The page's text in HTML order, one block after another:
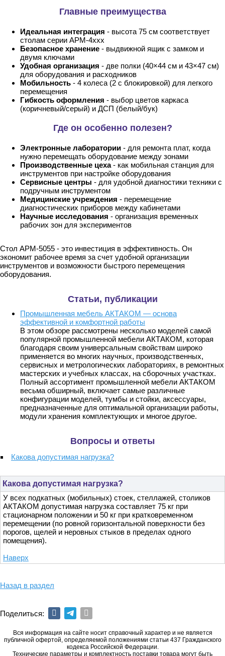
Главные преимущества
Идеальная интеграция - высота 75 см соответствует
столам серии АРМ-4ххх
Безопасное хранение - выдвижной ящик с замком и
двумя ключами
Удобная организация - две полки (40×44 см и 43×47 см)
для оборудования и расходников
Мобильность - 4 колеса (2 с блокировкой) для легкого
перемещения
Гибкость оформления - выбор цветов каркаса
(коричневый/серый) и ДСП (белый/бук)
Где он особенно полезен?
Электронные лаборатории - для ремонта плат, когда
нужно перемещать оборудование между зонами
Производственные цеха- как мобильная станция для
инструментов при настройке оборудования
Сервисные центры - для удобной диагностики техники с
подручным инструментом
Медицинские учреждения - перемещение
диагностических приборов между кабинетами
Научные исследования - организация временных
рабочих зон для экспериментов
Стол АРМ-5055 - это инвестиция в эффективность. Он
экономит рабочее время за счет удобной организации
инструментов и возможности быстрого перемещения
оборудования.
Статьи, публикации
Промышленная мебель АКТАКОМ — основа
эффективной и комфортной работы
В этом обзоре рассмотрены несколько моделей самой
популярной промышленной мебели АКТАКОМ, которая
благодаря своим универсальным свойствам широко
применяется во многих научных, производственных,
сервисных и метрологических лабораториях, в ремонтных
мастерских и учебных классах, на сборочных участках.
Полный ассортимент промышленной мебели АКТАКОМ
весьма обширный, включает самые различные
конфигурации моделей, тумбы и стойки, аксессуары,
предназначенные для оптимальной организации работы,
модули хранения комплектующих и многое другое.
Вопросы и ответы
Какова допустимая нагрузка?
Какова допустимая нагрузка?
У всех подкатных (мобильных) стоек, стеллажей, столиков
АКТАКОМ допустимая нагрузка составляет 75 кг при
стационарном положении и 50 кг при кратковременном
перемещении (по ровной горизонтальной поверхности без
порогов, щелей и неровных стыков в пределах одного
помещения).
Наверх
Назад в раздел
Поделиться:
Вся информация на сайте носит справочный характер и не является
публичной офертой, определяемой положениями статьи 437 Гражданского
кодекса Российской Федерации.
Технические параметры и комплектность поставки товара могут быть